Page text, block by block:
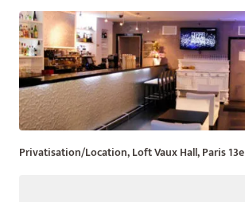
Privatisation/Location, Loft Vaux Hall, Paris 13e